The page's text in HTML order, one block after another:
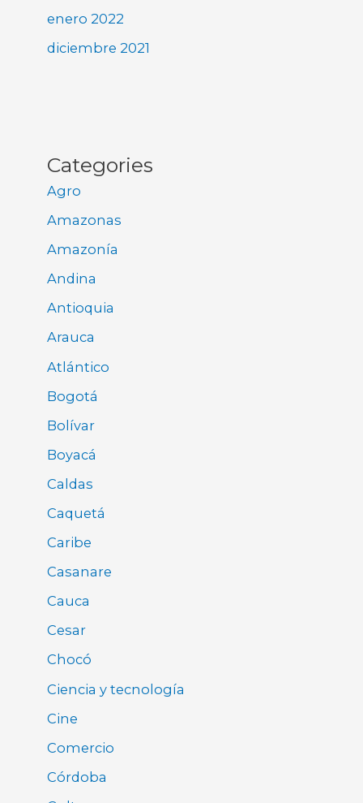
enero 2022
diciembre 2021
Categories
Agro
Amazonas
Amazonía
Andina
Antioquia
Arauca
Atlántico
Bogotá
Bolívar
Boyacá
Caldas
Caquetá
Caribe
Casanare
Cauca
Cesar
Chocó
Ciencia y tecnología
Cine
Comercio
Córdoba